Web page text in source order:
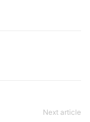
Next article